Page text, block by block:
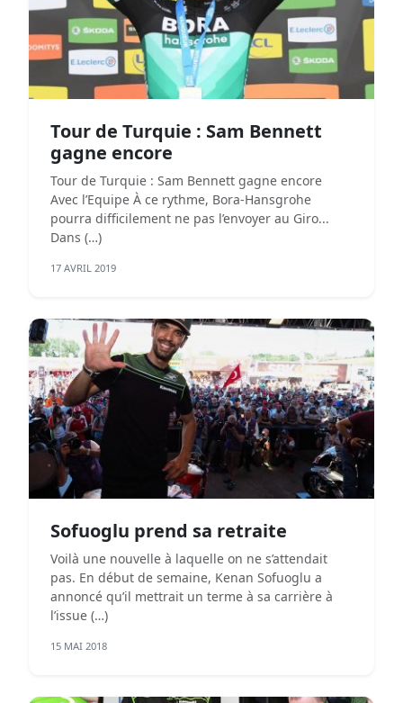
Tour de Turquie : Sam Bennett
gagne encore
Tour de Turquie : Sam Bennett gagne encore
Avec l’Equipe À ce rythme, Bora-Hansgrohe
pourra difficilement ne pas l’envoyer au Giro...
Dans (…)
17 AVRIL 2019
Sofuoglu prend sa retraite
Voilà une nouvelle à laquelle on ne s’attendait
pas. En début de semaine, Kenan Sofuoglu a
annoncé qu’il mettrait un terme à sa carrière à
l’issue (…)
15 MAI 2018